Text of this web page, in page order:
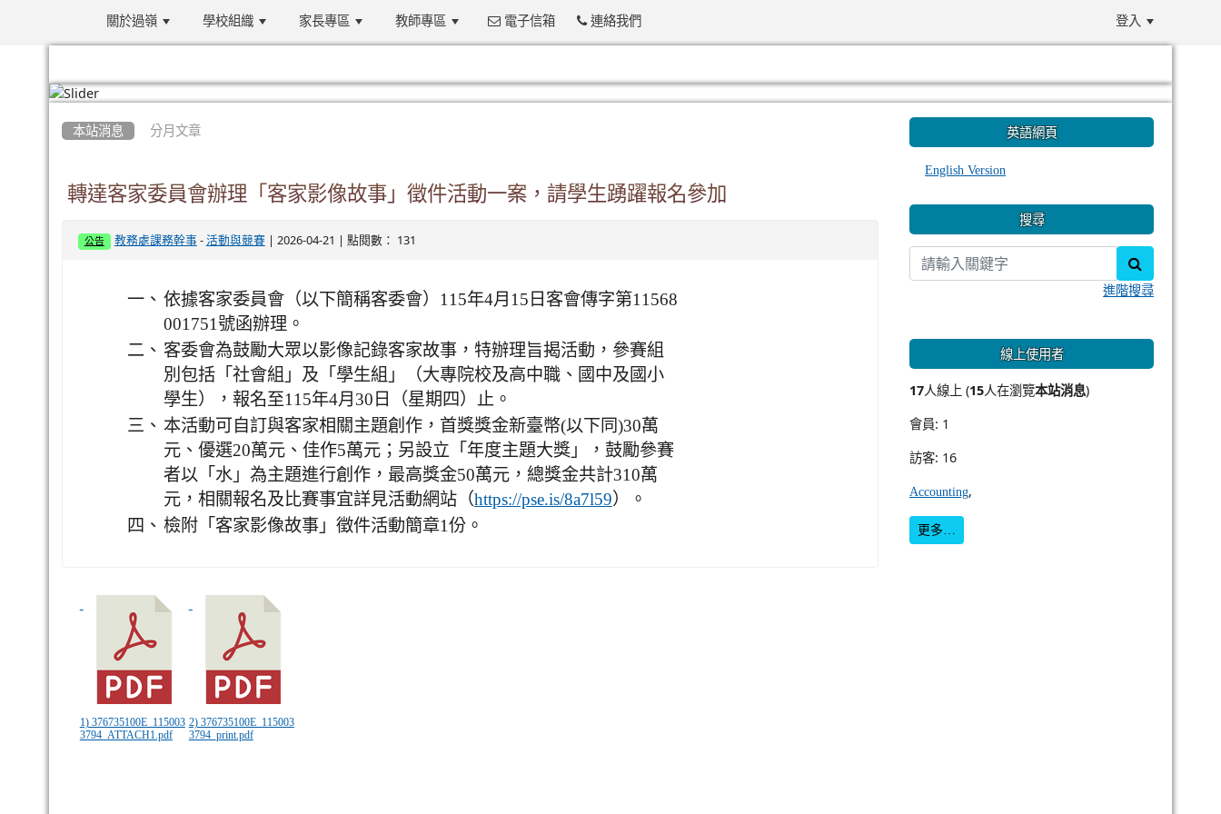
關於過嶺 學校組織 家長專區 教師專區 電子信箱 連絡我們 登入
本站消息 分月文章
轉達客家委員會辦理「客家影像故事」徵件活動一案，請學生踴躍報名參加
公告 教務處課務幹事- 活動與競賽| 2026-04-21 | 點閱數： 131
一、 依據客家委員會（以下簡稱客委會）115年4月15日客會傳字第11568
001751號函辦理。
二、 客委會為鼓勵大眾以影像記錄客家故事，特辦理旨揭活動，參賽組
別包括「社會組」及「學生組」（大專院校及高中職、國中及國小
學生），報名至115年4月30日（星期四）止。
三、 本活動可自訂與客家相關主題創作，首獎獎金新臺幣(以下同)30萬
元、優選20萬元、佳作5萬元；另設立「年度主題大獎」，鼓勵參賽
者以「水」為主題進行創作，最高獎金50萬元，總獎金共計310萬
元，相關報名及比賽事宜詳見活動網站（https://pse.is/8a7l59）。
四、 檢附「客家影像故事」徵件活動簡章1份。
1) 376735100E_115003
3794_ATTACH1.pdf
2) 376735100E_115003
3794_print.pdf
英語網頁
English Version
搜尋
進階搜尋
線上使用者
17人線上 (15人在瀏覽本站消息)
會員: 1
訪客: 16
Accounting,
更多…